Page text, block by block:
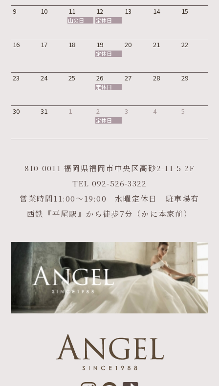
9 10 11
山の日
12
定休日
13 14 15
16 17 18 19
定休日
20 21 22
23 24 25 26
定休日
27 28 29
30 31 1 2
定休日
3 4 5
810-0011 福岡県福岡市中央区高砂2-11-5 2F
TEL 092-526-3322
営業時間11:00～19:00 水曜定休日 駐車場有
西鉄『平尾駅』から徒歩7分（かに本家前）